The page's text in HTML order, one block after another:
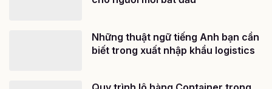
Những thuật ngữ tiếng Anh bạn cần
biết trong xuất nhập khẩu logistics